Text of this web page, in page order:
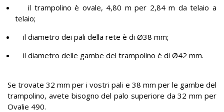
il trampolino è ovale, 4,80 m per 2,84 m da telaio a
telaio;
il diametro dei pali della rete è di Ø38 mm;
il diametro delle gambe del trampolino è di Ø42 mm.
Se trovate 32 mm per i vostri pali e 38 mm per le gambe del
trampolino, avete bisogno del palo superiore da 32 mm per
Ovalie 490.